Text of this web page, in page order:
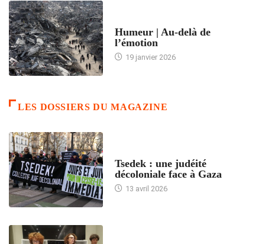
Humeur | Au-delà de
l’émotion
19 janvier 2026
LES DOSSIERS DU MAGAZINE
Tsedek : une judéité
décoloniale face à Gaza
13 avril 2026